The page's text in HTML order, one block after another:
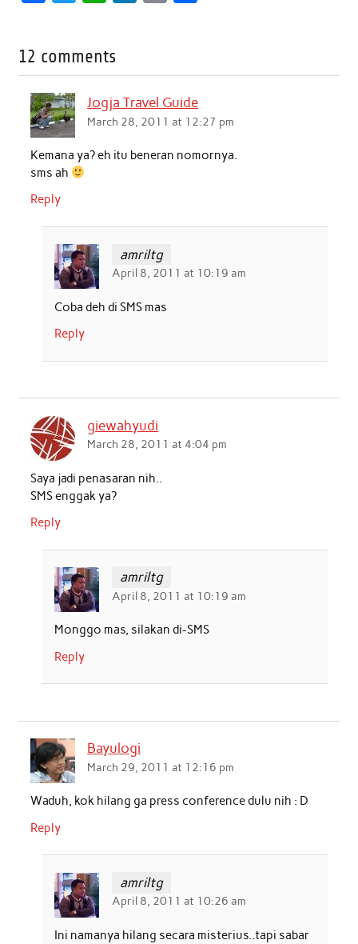
e
o
o
k
t
t
A
p
d
n
12 comments
Jogja Travel Guide
March 28, 2011 at 12:27 pm
Kemana ya? eh itu beneran nomornya.
sms ah
Reply
amriltg
April 8, 2011 at 10:19 am
Coba deh di SMS mas
Reply
giewahyudi
March 28, 2011 at 4:04 pm
Saya jadi penasaran nih..
SMS enggak ya?
Reply
amriltg
April 8, 2011 at 10:19 am
Monggo mas, silakan di-SMS
Reply
Bayulogi
March 29, 2011 at 12:16 pm
Waduh, kok hilang ga press conference dulu nih : D
Reply
amriltg
April 8, 2011 at 10:26 am
Ini namanya hilang secara misterius..tapi sabar